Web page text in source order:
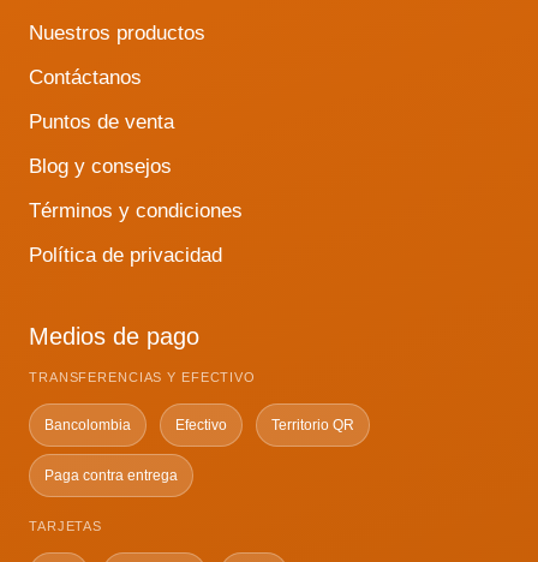
Nuestros productos
Contáctanos
Puntos de venta
Blog y consejos
Términos y condiciones
Política de privacidad
Medios de pago
TRANSFERENCIAS Y EFECTIVO
Bancolombia Efectivo Territorio QR
Paga contra entrega
TARJETAS